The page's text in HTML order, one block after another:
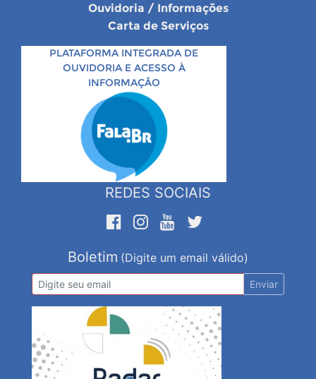
Ouvidoria / Informações
Carta de Serviços
PLATAFORMA INTEGRADA DE
OUVIDORIA E ACESSO À
INFORMAÇÃO
REDES SOCIAIS
Boletim (Digite um email válido)
Enviar